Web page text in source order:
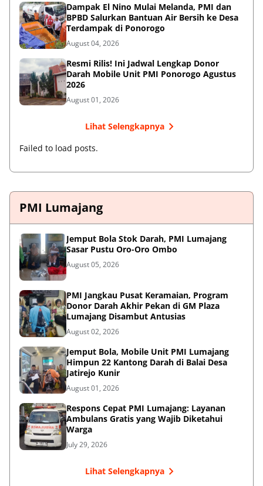
Dampak El Nino Mulai Melanda, PMI dan
BPBD Salurkan Bantuan Air Bersih ke Desa
Terdampak di Ponorogo
August 04, 2026
Resmi Rilis! Ini Jadwal Lengkap Donor
Darah Mobile Unit PMI Ponorogo Agustus
2026
August 01, 2026
Lihat Selengkapnya
Failed to load posts.
PMI Lumajang
Jemput Bola Stok Darah, PMI Lumajang
Sasar Pustu Oro-Oro Ombo
August 05, 2026
PMI Jangkau Pusat Keramaian, Program
Donor Darah Akhir Pekan di GM Plaza
Lumajang Disambut Antusias
August 02, 2026
Jemput Bola, Mobile Unit PMI Lumajang
Himpun 22 Kantong Darah di Balai Desa
Jatirejo Kunir
August 01, 2026
Respons Cepat PMI Lumajang: Layanan
Ambulans Gratis yang Wajib Diketahui
Warga
July 29, 2026
Lihat Selengkapnya